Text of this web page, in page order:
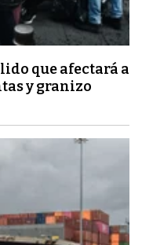
que afectará a
y granizo